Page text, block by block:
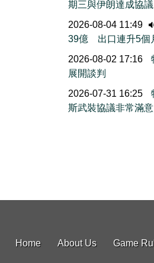
期三與伊朗達成協
2026-08-04 11:49
39億 出口連升5個
2026-08-02 17:16
展開談判
2026-07-31 16:25
斯武裝協議非常滿意
Home About Us Game